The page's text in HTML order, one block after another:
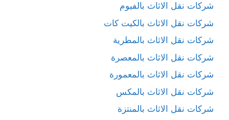
شركات نقل الاثاث بالفيوم
شركات نقل الاثاث بالكيت كات
شركات نقل الاثاث بالمطرية
شركات نقل الاثاث بالمعصرة
شركات نقل الاثاث بالمعمورة
شركات نقل الاثاث بالمكس
شركات نقل الاثاث بالمنتزة